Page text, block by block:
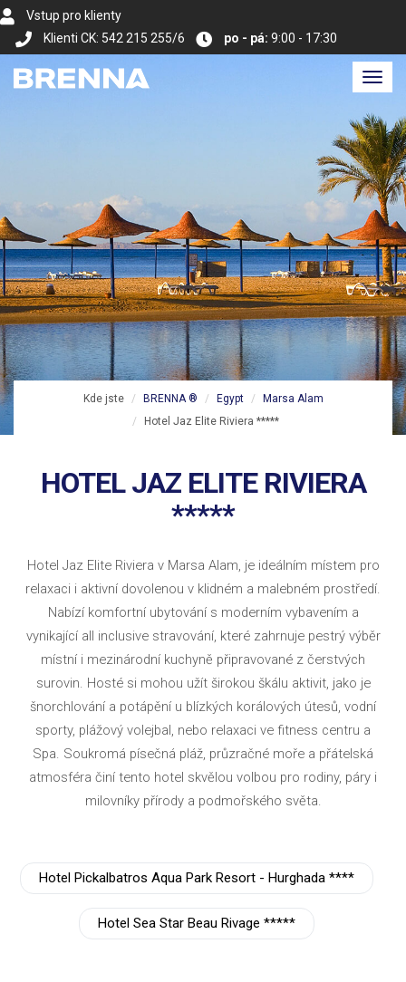
Vstup pro klienty
Klienti CK: 542 215 255/6
po - pá: 9:00 - 17:30
Kde jste BRENNA ® Egypt
Marsa Alam
Hotel Jaz Elite Riviera *****
HOTEL JAZ ELITE RIVIERA
*****
Hotel Jaz Elite Riviera v Marsa Alam, je ideálním místem pro
relaxaci i aktivní dovolenou v klidném a malebném prostředí.
Nabízí komfortní ubytování s moderním vybavením a
vynikající all inclusive stravování, které zahrnuje pestrý výběr
místní i mezinárodní kuchyně připravované z čerstvých
surovin. Hosté si mohou užít širokou škálu aktivit, jako je
šnorchlování a potápění u blízkých korálových útesů, vodní
sporty, plážový volejbal, nebo relaxaci ve fitness centru a
Spa. Soukromá písečná pláž, průzračné moře a přátelská
atmosféra činí tento hotel skvělou volbou pro rodiny, páry i
milovníky přírody a podmořského světa.
Hotel Pickalbatros Aqua Park Resort - Hurghada ****
Hotel Sea Star Beau Rivage *****